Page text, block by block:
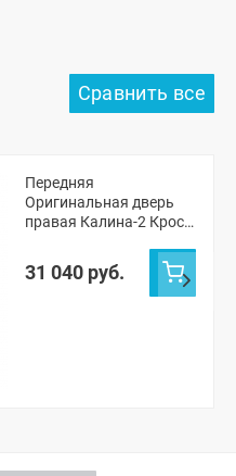
Передняя
Оригинальная дверь
правая Калина-2 Кросс
31 040 руб.